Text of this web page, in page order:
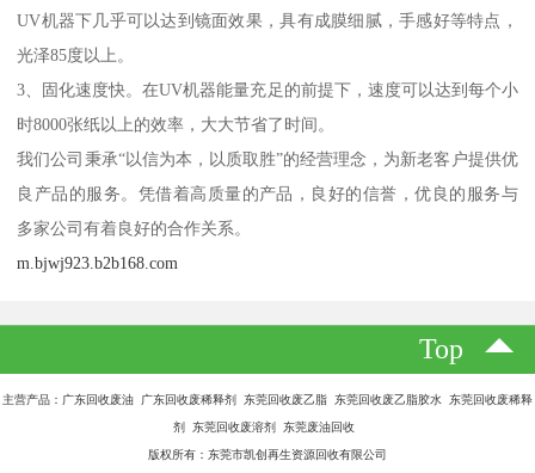
UV机器下几乎可以达到镜面效果，具有成膜细腻，手感好等特点，
光泽85度以上。
3、固化速度快。在UV机器能量充足的前提下，速度可以达到每个小
时8000张纸以上的效率，大大节省了时间。
我们公司秉承“以信为本，以质取胜”的经营理念，为新老客户提供优
良产品的服务。凭借着高质量的产品，良好的信誉，优良的服务与
多家公司有着良好的合作关系。
m.bjwj923.b2b168.com
Top
主营产品：广东回收废油 广东回收废稀释剂 东莞回收废乙脂 东莞回收废乙脂胶水 东莞回收废稀释
剂 东莞回收废溶剂 东莞废油回收
版权所有：东莞市凯创再生资源回收有限公司